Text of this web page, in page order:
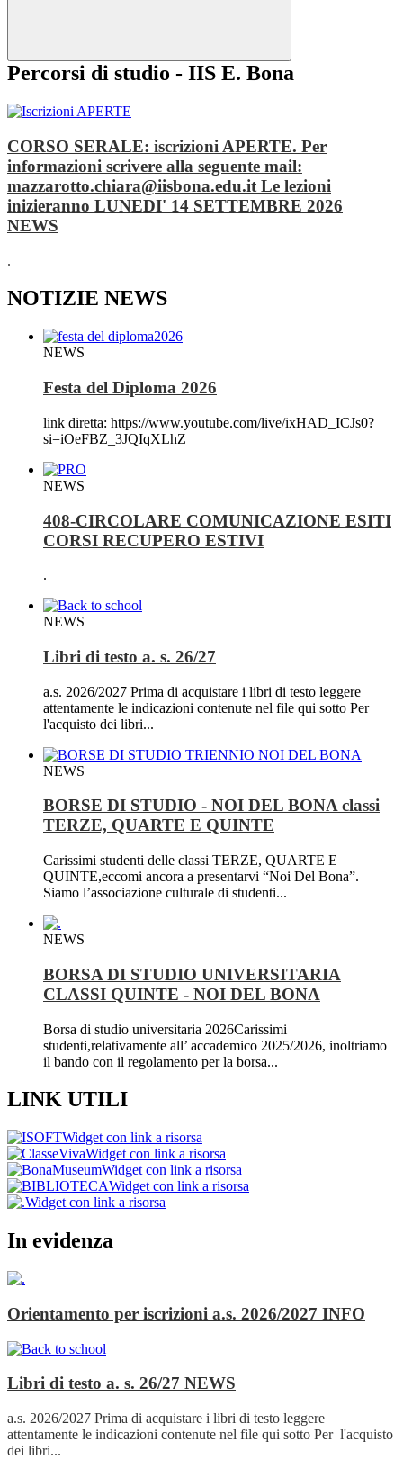
Percorsi di studio - IIS E. Bona
CORSO SERALE: iscrizioni APERTE. Per
informazioni scrivere alla seguente mail:
mazzarotto.chiara@iisbona.edu.it Le lezioni
inizieranno LUNEDI' 14 SETTEMBRE 2026
NEWS
.
NOTIZIE NEWS
NEWS
Festa del Diploma 2026
link diretta: https://www.youtube.com/live/ixHAD_ICJs0?
si=iOeFBZ_3JQIqXLhZ
NEWS
408-CIRCOLARE COMUNICAZIONE ESITI
CORSI RECUPERO ESTIVI
.
NEWS
Libri di testo a. s. 26/27
a.s. 2026/2027 Prima di acquistare i libri di testo leggere
attentamente le indicazioni contenute nel file qui sotto Per
l'acquisto dei libri...
NEWS
BORSE DI STUDIO - NOI DEL BONA classi
TERZE, QUARTE E QUINTE
Carissimi studenti delle classi TERZE, QUARTE E
QUINTE,eccomi ancora a presentarvi “Noi Del Bona”.
Siamo l’associazione culturale di studenti...
NEWS
BORSA DI STUDIO UNIVERSITARIA
CLASSI QUINTE - NOI DEL BONA
Borsa di studio universitaria 2026Carissimi
studenti,relativamente all’ accademico 2025/2026, inoltriamo
il bando con il regolamento per la borsa...
LINK UTILI
Widget con link a risorsa
Widget con link a risorsa
Widget con link a risorsa
Widget con link a risorsa
Widget con link a risorsa
In evidenza
Orientamento per iscrizioni a.s. 2026/2027 INFO
Libri di testo a. s. 26/27 NEWS
a.s. 2026/2027 Prima di acquistare i libri di testo leggere
attentamente le indicazioni contenute nel file qui sotto Per l'acquisto
dei libri...